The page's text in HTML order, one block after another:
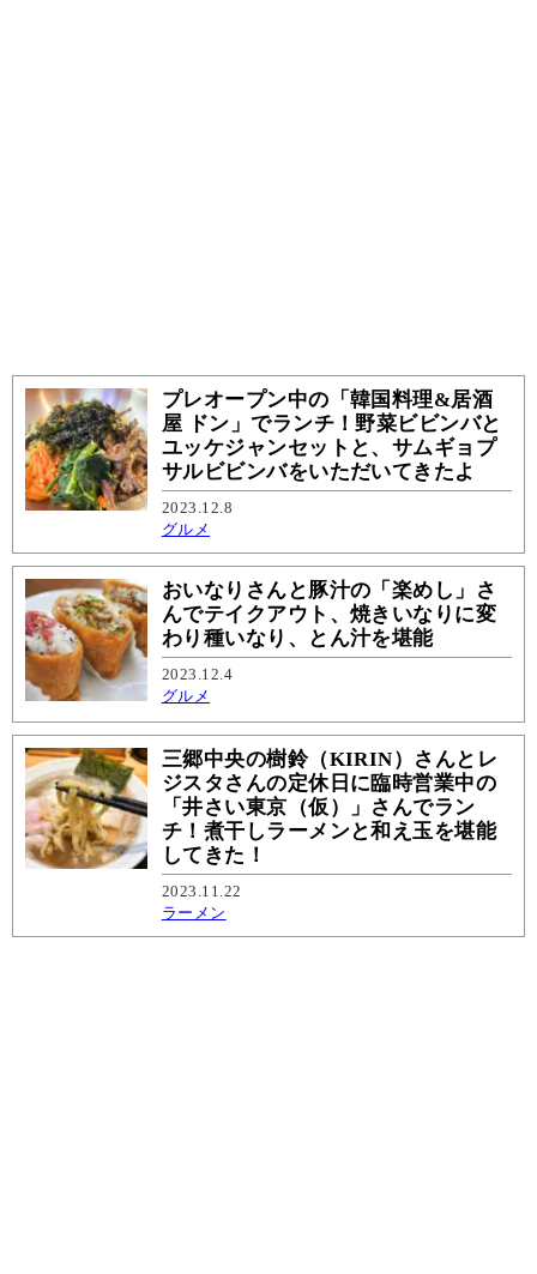
プレオープン中の「韓国料理&居酒
屋 ドン」でランチ！野菜ビビンバと
ユッケジャンセットと、サムギョプ
サルビビンバをいただいてきたよ
2023.12.8
グルメ
おいなりさんと豚汁の「楽めし」さ
んでテイクアウト、焼きいなりに変
わり種いなり、とん汁を堪能
2023.12.4
グルメ
三郷中央の樹鈴（KIRIN）さんとレ
ジスタさんの定休日に臨時営業中の
「井さい東京（仮）」さんでラン
チ！煮干しラーメンと和え玉を堪能
してきた！
2023.11.22
ラーメン